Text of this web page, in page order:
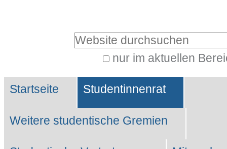
Website durchsuchen
nur im aktuellen
Suche…
Sektionen
Startseite Studentinnenrat
Weitere studentische Gremien